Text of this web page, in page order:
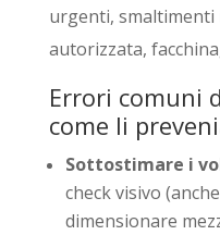
urgenti, smaltimenti
autorizzata,
Errori comuni
come li
Sottostimare i
check visivo
dimensionare